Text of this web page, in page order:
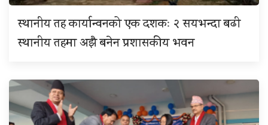
स्थानीय तह कार्यान्वनको एक दशकः २ सयभन्दा बढी
स्थानीय तहमा अझै बनेन प्रशासकीय भवन